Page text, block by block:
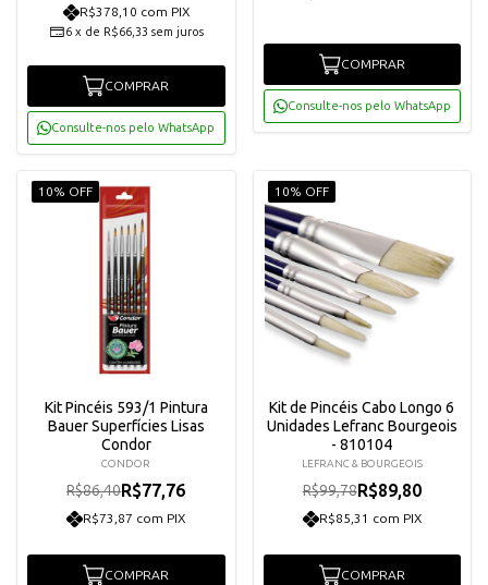
R$378,10 com PIX
6 x de R$66,33 sem juros
COMPRAR
Consulte-nos pelo WhatsApp
COMPRAR
Consulte-nos pelo WhatsApp
10% OFF
Kit Pincéis 593/1 Pintura
Bauer Superfícies Lisas
Condor
CONDOR
R$86,40R$77,76
R$73,87 com PIX
COMPRAR
10% OFF
Kit de Pincéis Cabo Longo 6
Unidades Lefranc Bourgeois
- 810104
LEFRANC & BOURGEOIS
R$99,78R$89,80
R$85,31 com PIX
COMPRAR